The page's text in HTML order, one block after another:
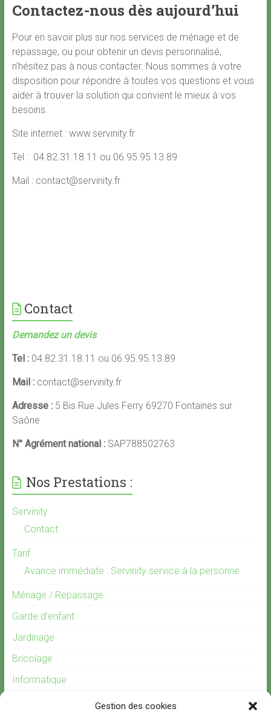
Gestion des cookies
Contactez-nous dès aujourd’hui
Pour en savoir plus sur nos services de ménage et de
repassage, ou pour obtenir un devis personnalisé,
n’hésitez pas à nous contacter. Nous sommes à votre
disposition pour répondre à toutes vos questions et vous
aider à trouver la solution qui convient le mieux à vos
besoins.
Site internet : www.servinity.fr
Tel : 04.82.31.18.11 ou 06.95.95.13.89
Mail : contact@servinity.fr
Contact
Demandez un devis
Tel :04.82.31.18.11 ou 06.95.95.13.89
Mail :contact@servinity.fr
Adresse :5 Bis Rue Jules Ferry 69270 Fontaines sur
Saône
N° Agrément national :SAP788502763
Nos Prestations :
Servinity
Contact
Tarif
Avance immédiate : Servinity service à la personne
Ménage / Repassage
Garde d’enfant
Jardinage
Bricolage
Informatique